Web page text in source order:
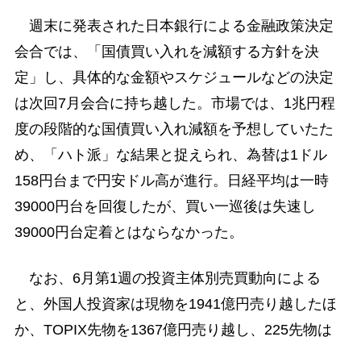
週末に発表された日本銀行による金融政策決定
会合では、「国債買い入れを減額する方針を決
定」し、具体的な金額やスケジュールなどの決定
は次回7月会合に持ち越した。市場では、1兆円程
度の段階的な国債買い入れ減額を予想していたた
め、「ハト派」な結果と捉えられ、為替は1ドル
158円台まで円安ドル高が進行。日経平均は一時
39000円台を回復したが、買い一巡後は失速し
39000円台定着とはならなかった。
なお、6月第1週の投資主体別売買動向による
と、外国人投資家は現物を1941億円売り越したほ
か、TOPIX先物を1367億円売り越し、225先物は